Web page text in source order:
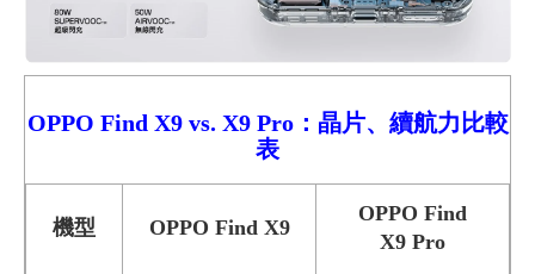
OPPO Find X9 vs. X9 Pro：晶片、續航力 比較
表
機型 OPPO Find X9
OPPO Find
X9 Pro